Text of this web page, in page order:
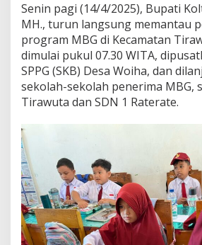
C
e
r
d
a
s
L
e
w
a
o
g
r
a
m
M
Senin pagi (14/4/2025), Bupati
MH., turun langsung memantau
program MBG di Kecamatan
dimulai pukul 07.30 WITA,
SPPG (SKB) Desa Woiha, dan
sekolah-sekolah penerima MBG,
Tirawuta dan SDN 1 Raterate.